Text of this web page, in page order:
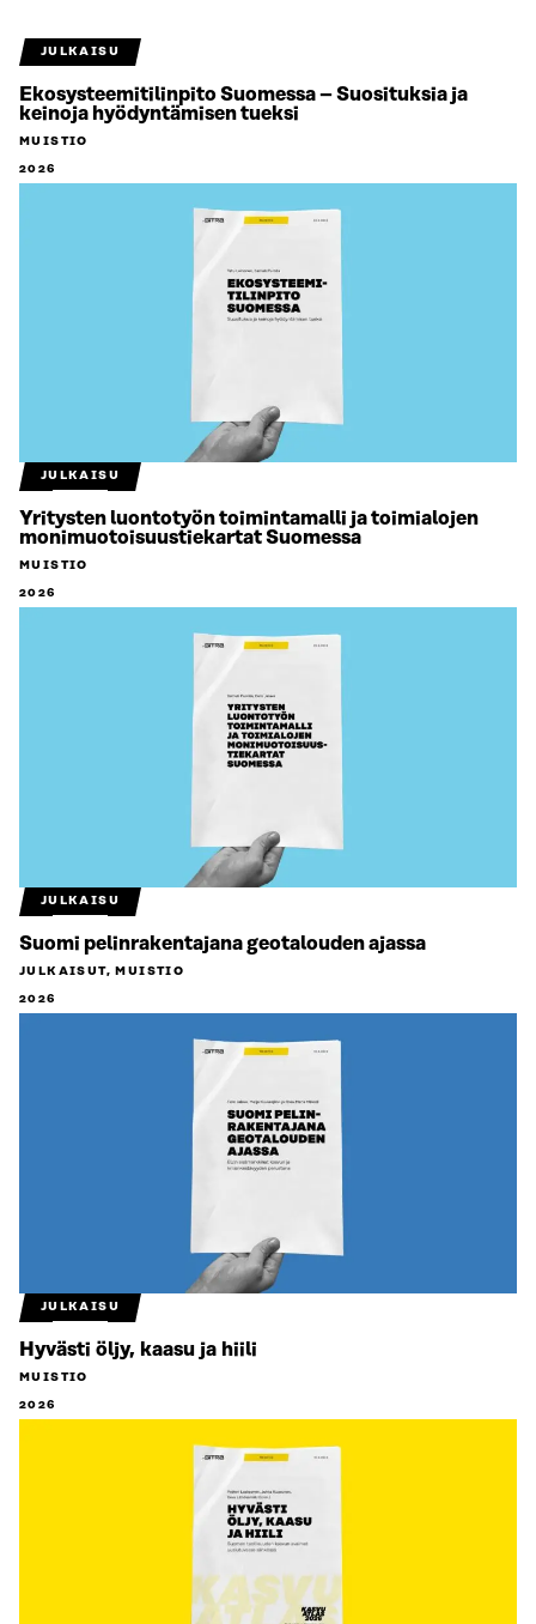
JULKAISU
Ekosysteemitilinpito Suomessa – Suosituksia ja
keinoja hyödyntämisen tueksi
MUISTIO
2026
JULKAISU
Yritysten luontotyön toimintamalli ja toimialojen
monimuotoisuustiekartat Suomessa
MUISTIO
2026
JULKAISU
Suomi pelinrakentajana geotalouden ajassa
JULKAISUT, MUISTIO
2026
JULKAISU
Hyvästi öljy, kaasu ja hiili
MUISTIO
2026